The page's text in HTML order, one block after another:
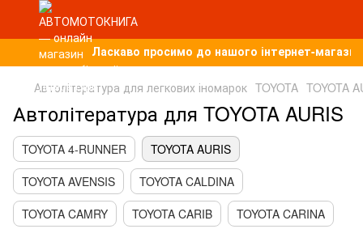
Ласкаво просимо до нашого інтернет-
Автолітература для легкових іномарок TOYOTA TOYOTA
Автолітература для TOYOTA AURIS
TOYOTA 4-RUNNER
TOYOTA AURIS
TOYOTA AVENSIS
TOYOTA CALDINA
TOYOTA CAMRY
TOYOTA CARIB
TOYOTA CARINA